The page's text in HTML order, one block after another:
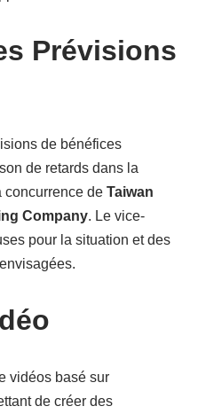
Prévisions
de bénéfices
de retards dans la
concurrence de Taiwan
Company. Le vice-
pour la situation et des
vidéos basé sur
de créer des